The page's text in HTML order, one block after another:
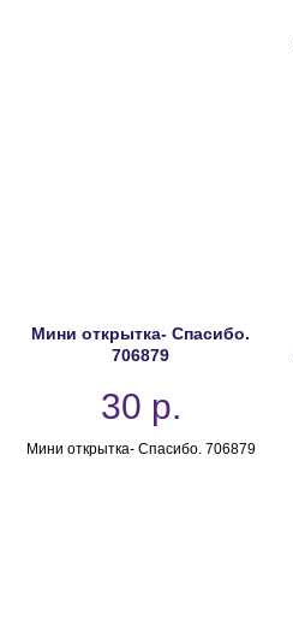
Мини открытка- Спасибо.
706879
30 р.
Мини открытка- Спасибо. 706879